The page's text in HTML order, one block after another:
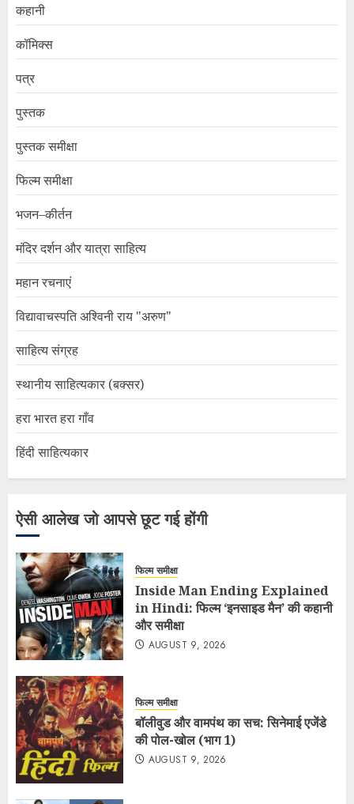
कहानी
कॉमिक्स
पत्र
पुस्तक
पुस्तक समीक्षा
फिल्म समीक्षा
भजन–कीर्तन
मंदिर दर्शन और यात्रा साहित्य
महान रचनाएं
विद्यावाचस्पति अश्विनी राय "अरुण"
साहित्य संग्रह
स्थानीय साहित्यकार (बक्सर)
हरा भारत हरा गाँव
हिंदी साहित्यकार
ऐसी आलेख जो आपसे छूट गई होंगी
फिल्म समीक्षा
Inside Man Ending Explained
in Hindi: फिल्म ‘इनसाइड मैन’ की कहानी
और समीक्षा
AUGUST 9, 2026
फिल्म समीक्षा
बॉलीवुड और वामपंथ का सच: सिनेमाई एजेंडे
की पोल-खोल (भाग 1)
AUGUST 9, 2026